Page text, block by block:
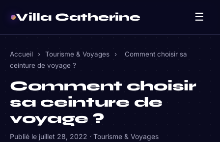
Villa Catherine ☰
Accueil › Tourisme & Voyages ›
Comment choisir sa
ceinture de voyage ?
Comment choisir
sa ceinture de
voyage ?
Publié le juillet 28, 2022 · Tourisme & Voyages